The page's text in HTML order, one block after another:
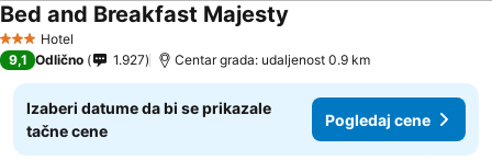
3 Zvezdice
Hotel
Bed and Breakfast Majesty
9,1 Odlično 1.927 Centar grada: udaljenost 0.9 km
Izaberi datume da bi se prikazale
tačne cene
Pogledaj cene